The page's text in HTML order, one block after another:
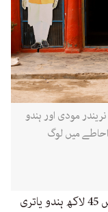
نریندر مودی اور ہندو
میں لوگ
حکام کو توقع ہے کہ ایودھیا میں ایک ماہ میں 45 لاکھ ہندو یاتری